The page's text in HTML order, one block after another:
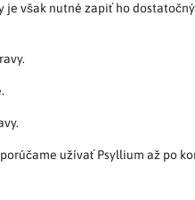
je však nutné zapiť ho
užívať Psyllium až po